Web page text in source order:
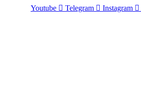
Youtube Telegram Instagram